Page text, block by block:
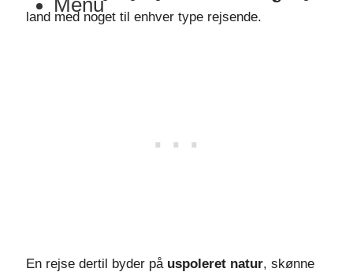
Menu
land med noget til enhver type rejsende.
En rejse dertil byder på uspoleret natur, skønne